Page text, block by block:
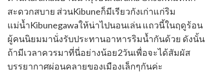
สะดวกสบาย ส่วนKibuneก็มีเรียวกังเก่าแก่ริม
แม่น้ำKibunegawaให้น่าไปนอนเล่น แถวนี้ในฤดูร้อน
ผู้คนนิยมมานั่งรับประทานอาหารริมน้ำกันด้วย ดังนั้น
ถ้ามีเวลาควรมาที่นี่อย่างน้อย2วันเพื่อจะได้สัมผัส
บรรยากาศผ่อนคลายของเมืองเล็กๆกันค่ะ